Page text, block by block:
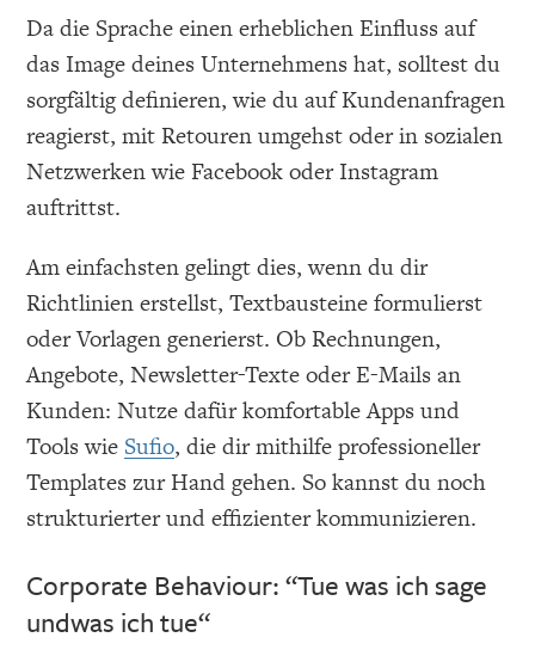
Da die Sprache einen erheblichen Einfluss auf
das Image deines Unternehmens hat, solltest du
sorgfältig definieren, wie du auf Kundenanfragen
reagierst, mit Retouren umgehst oder in sozialen
Netzwerken wie Facebook oder Instagram
auftrittst.
Am einfachsten gelingt dies, wenn du dir
Richtlinien erstellst, Textbausteine formulierst
oder Vorlagen generierst. Ob Rechnungen,
Angebote, Newsletter-Texte oder E-Mails an
Kunden: Nutze dafür komfortable Apps und
Tools wie Sufio, die dir mithilfe professioneller
Templates zur Hand gehen. So kannst du noch
strukturierter und effizienter kommunizieren.
Corporate Behaviour: “Tue was ich sage
undwas ich tue“